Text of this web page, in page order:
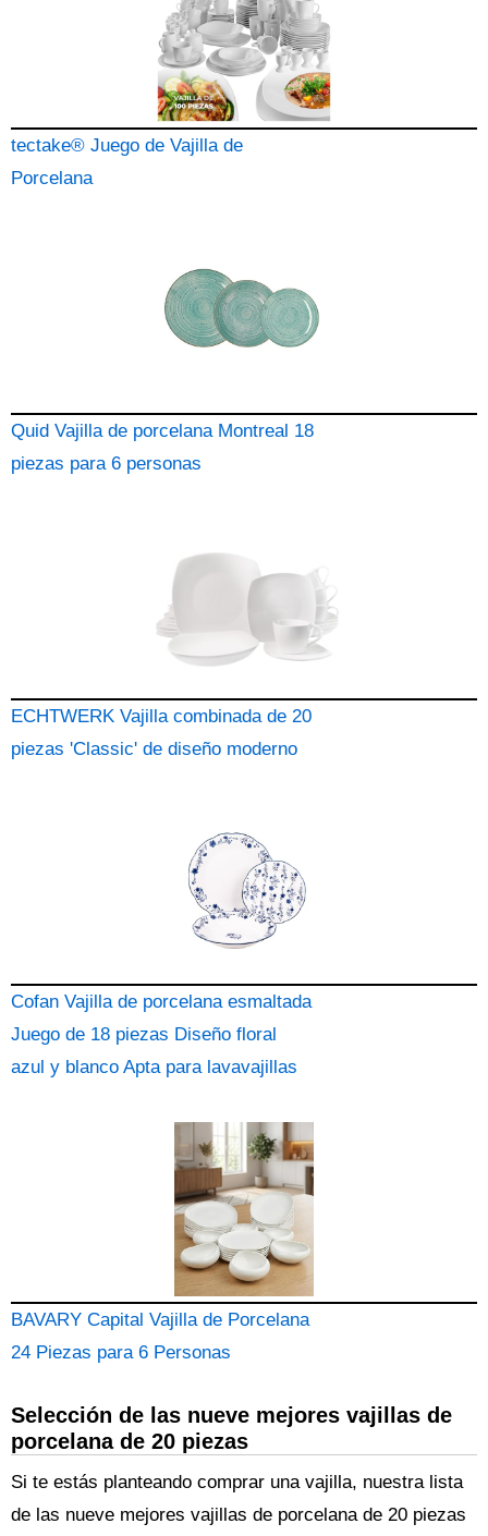
tectake® Juego de Vajilla de
Porcelana
Quid Vajilla de porcelana Montreal 18
piezas para 6 personas
ECHTWERK Vajilla combinada de 20
piezas 'Classic' de diseño moderno
Cofan Vajilla de porcelana esmaltada
Juego de 18 piezas Diseño floral
azul y blanco Apta para lavavajillas
BAVARY Capital Vajilla de Porcelana
24 Piezas para 6 Personas
Selección de las nueve mejores vajillas de
porcelana de 20 piezas
Si te estás planteando comprar una vajilla, nuestra lista
de las nueve mejores vajillas de porcelana de 20 piezas